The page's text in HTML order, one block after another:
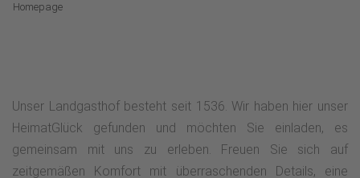
Homepage
Unser Landgasthof besteht seit 1536. Wir haben hier unser
HeimatGlück gefunden und möchten Sie einladen, es
gemeinsam mit uns zu erleben. Freuen Sie sich auf
zeitgemäßen Komfort mit überraschenden Details, eine